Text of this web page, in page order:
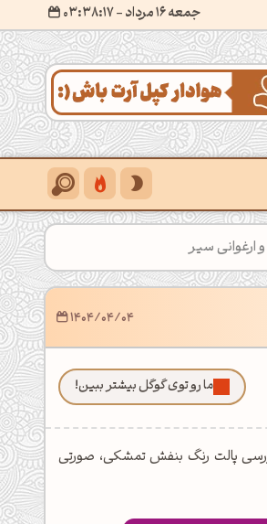
جمعه 16 مرداد - ۰۳:۳۸:۱۹
سیر
1404/04/04
ما رو توی گوگل بیشتر ببین!
پالت رنگ بنفش تمشکی، صورتی